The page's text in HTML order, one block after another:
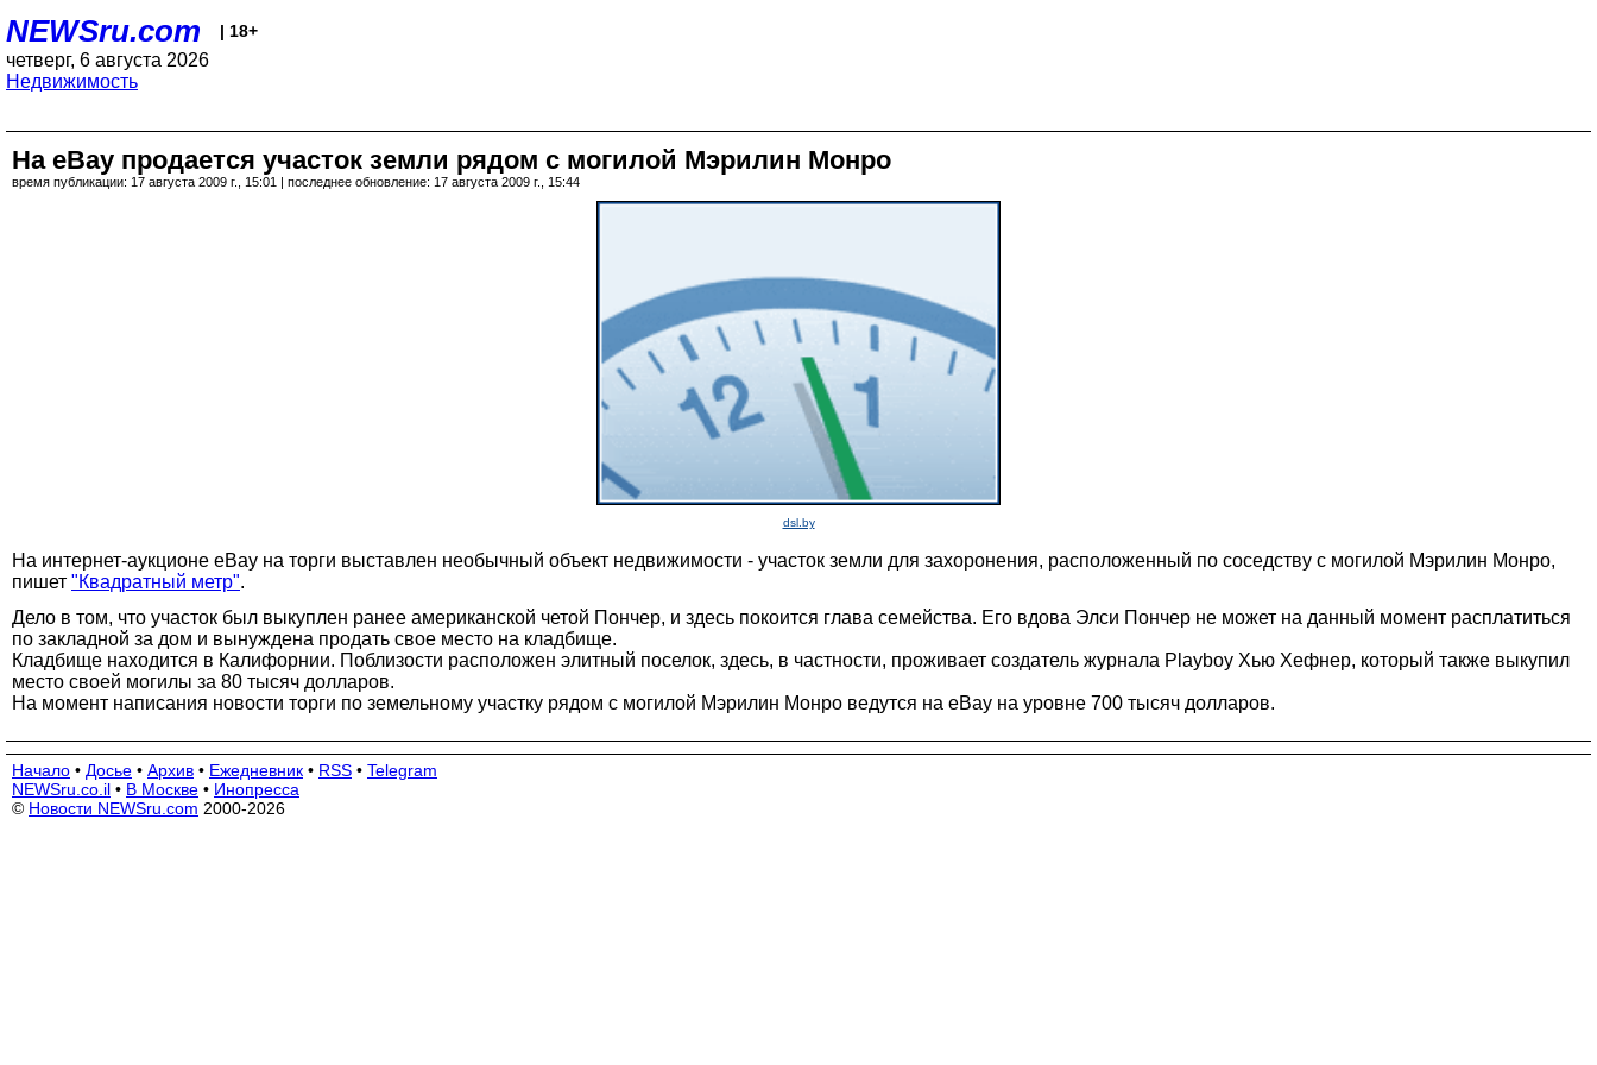
NEWSru.com | 18+
четверг, 6 августа 2026
Недвижимость
На eBay продается участок земли рядом с могилой Мэрилин Монро
время публикации: 17 августа 2009 г., 15:01 | последнее обновление: 17 августа 2009 г., 15:44
dsl.by
На интернет-аукционе eBay на торги выставлен необычный объект недвижимости - участок земли для захоронения, расположенный по соседству с могилой Мэрилин Монро,
пишет "Квадратный метр".
Дело в том, что участок был выкуплен ранее американской четой Пончер, и здесь покоится глава семейства. Его вдова Элси Пончер не может на данный момент расплатиться
по закладной за дом и вынуждена продать свое место на кладбище.
Кладбище находится в Калифорнии. Поблизости расположен элитный поселок, здесь, в частности, проживает создатель журнала Playboy Хью Хефнер, который также выкупил
место своей могилы за 80 тысяч долларов.
На момент написания новости торги по земельному участку рядом с могилой Мэрилин Монро ведутся на eBay на уровне 700 тысяч долларов.
Начало • Досье • Архив • Ежедневник • RSS • Telegram
NEWSru.co.il • В Москве • Инопресса
© Новости NEWSru.com 2000-2026